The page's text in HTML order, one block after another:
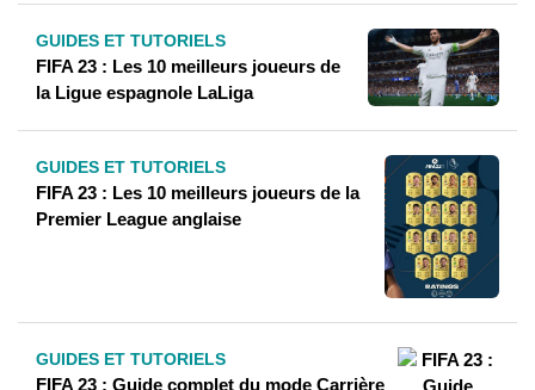
GUIDES ET TUTORIELS
FIFA 23 : Les 10 meilleurs joueurs de
la Ligue espagnole LaLiga
GUIDES ET TUTORIELS
FIFA 23 : Les 10 meilleurs joueurs de la
Premier League anglaise
GUIDES ET TUTORIELS
FIFA 23 : Guide complet du mode Carrière